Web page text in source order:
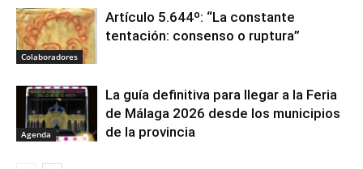
Colaboradores
Artículo 5.644º: “La constante
tentación: consenso o ruptura”
Agenda
La guía definitiva para llegar a la Feria
de Málaga 2026 desde los municipios
de la provincia